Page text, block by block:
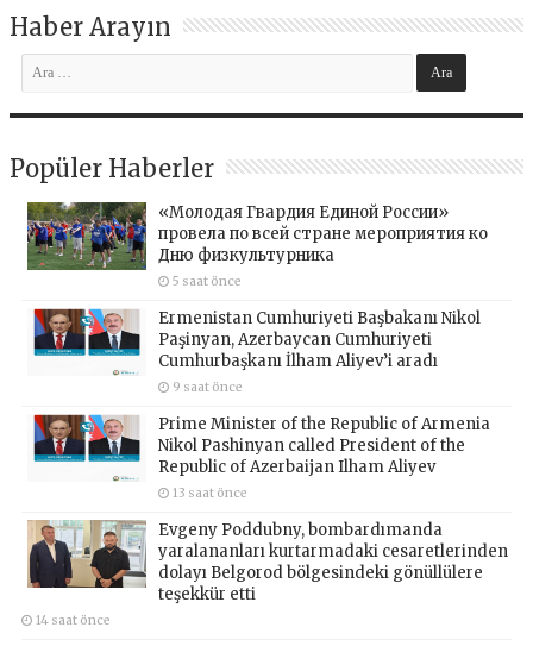
Haber Arayın
Popüler Haberler
«Молодая Гвардия Единой России»
провела по всей стране мероприятия ко
Дню физкультурника
5 saat önce
Ermenistan Cumhuriyeti Başbakanı Nikol
Paşinyan, Azerbaycan Cumhuriyeti
Cumhurbaşkanı İlham Aliyev’i aradı
9 saat önce
Prime Minister of the Republic of Armenia
Nikol Pashinyan called President of the
Republic of Azerbaijan Ilham Aliyev
13 saat önce
Evgeny Poddubny, bombardımanda
yaralananları kurtarmadaki cesaretlerinden
dolayı Belgorod bölgesindeki gönüllülere
teşekkür etti
14 saat önce